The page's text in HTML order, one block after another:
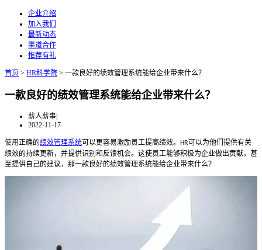
企业介绍
加入我们
最新动态
渠道合作
推荐有礼
首页 > HR科学院 > 一款良好的绩效管理系统能给企业带来什么？
一款良好的绩效管理系统能给企业带来什么？
薪人薪事|
2022-11-17
使用正确的绩效管理系统可以更容易激励员工提高绩效。 HR可以为他们提供有关
绩效的持续更新，并提供识别和反馈机会。这使员工能够积极为企业做出贡献，甚
至提供自己的建议，那一款良好的绩效管理系统能给企业带来什么？